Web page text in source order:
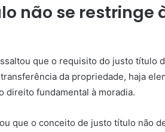
não se
que o requisito do justo título
da propriedade, haja
direito fundamental à moradia.
que o conceito de justo título não